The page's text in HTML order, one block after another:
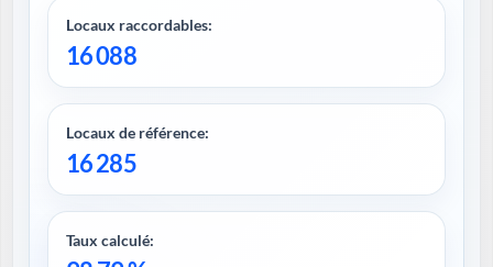
Locaux raccordables:
16 088
Locaux de référence:
16 285
Taux calculé: